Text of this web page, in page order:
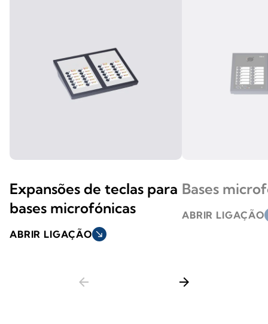
Expansões de teclas para
bases microfónicas
ABRIR LIGAÇÃO south_east
Bases
ABRIR LIGAÇÃO
arrow_back arrow_forward